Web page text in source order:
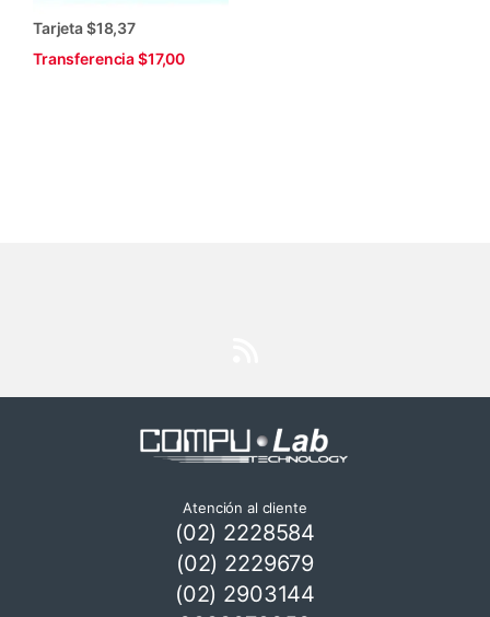
Tarjeta $18,37
Transferencia $17,00
Atención al cliente
(02) 2228584
(02) 2229679
(02) 2903144